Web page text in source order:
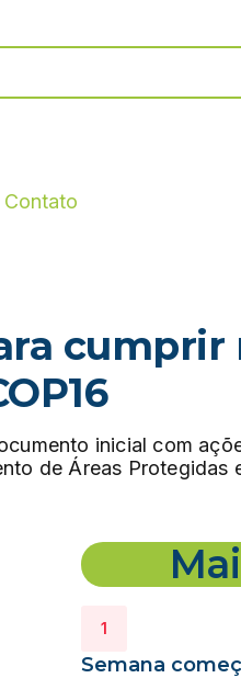
Contato
cumprir
inicial com
de Áreas Protegidas
Semana